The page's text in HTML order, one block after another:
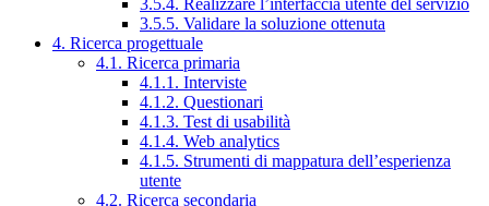
3.5.4. Realizzare l’interfaccia utente del servizio
3.5.5. Validare la soluzione ottenuta
4. Ricerca progettuale
4.1. Ricerca primaria
4.1.1. Interviste
4.1.2. Questionari
4.1.3. Test di usabilità
4.1.4. Web analytics
4.1.5. Strumenti di mappatura dell’esperienza
utente
4.2. Ricerca secondaria